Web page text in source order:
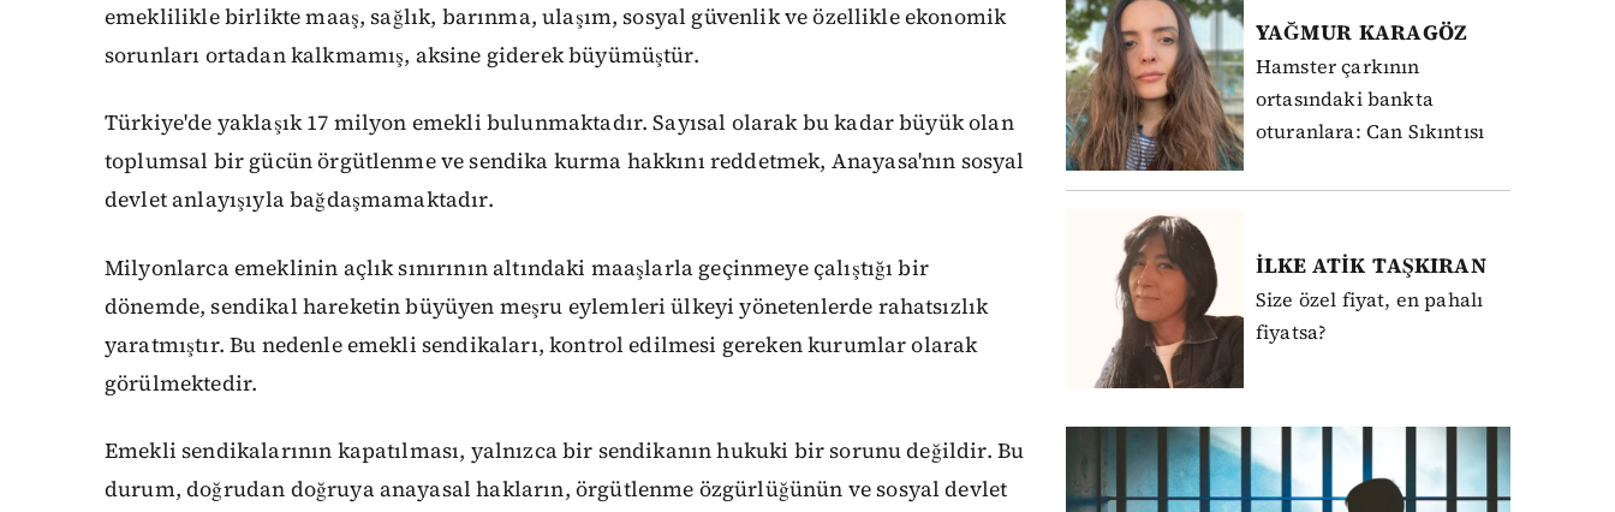
emeklilikle birlikte maaş, sağlık, barınma, ulaşım, sosyal güvenlik ve özellikle ekonomik
sorunları ortadan kalkmamış, aksine giderek büyümüştür.
Türkiye'de yaklaşık 17 milyon emekli bulunmaktadır. Sayısal olarak bu kadar büyük olan
toplumsal bir gücün örgütlenme ve sendika kurma hakkını reddetmek, Anayasa'nın sosyal
devlet anlayışıyla bağdaşmamaktadır.
Milyonlarca emeklinin açlık sınırının altındaki maaşlarla geçinmeye çalıştığı bir
dönemde, sendikal hareketin büyüyen meşru eylemleri ülkeyi yönetenlerde rahatsızlık
yaratmıştır. Bu nedenle emekli sendikaları, kontrol edilmesi gereken kurumlar olarak
görülmektedir.
Emekli sendikalarının kapatılması, yalnızca bir sendikanın hukuki bir sorunu değildir. Bu
durum, doğrudan doğruya anayasal hakların, örgütlenme özgürlüğünün ve sosyal devlet
YAĞMUR KARAGÖZ
Hamster çarkının
ortasındaki bankta
oturanlara: Can Sıkıntısı
İLKE ATİK TAŞKIRAN
Size özel fiyat, en pahalı
fiyatsa?